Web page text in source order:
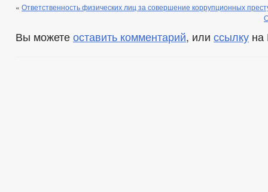
« Ответственность физических лиц за совершение коррупционных
Вы можете оставить комментарий, или ссылку на